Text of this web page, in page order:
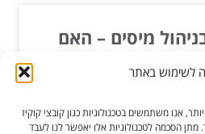
לשימוש באתר
אנו משתמשים בטכנולוגיות כגון קובצי קוקיז
מתן הסכמה לטכנולוגיות אלו יאפשר לנו לעבד
מיסים – האם
אותנו?
על חבל דק – כל צעד לא נכון
רצויות. עם כל השינויים...